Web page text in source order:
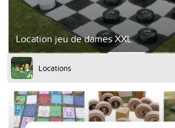
Location jeu de dames XXL
Locations